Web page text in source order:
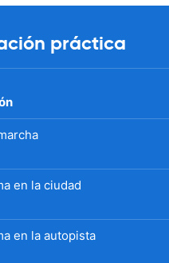
práctica
en la ciudad
en la autopista